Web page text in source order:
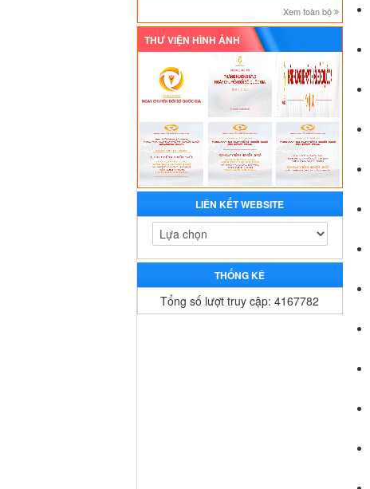
Xem toàn bộ
THƯ VIỆN HÌNH ẢNH
LIÊN KẾT WEBSITE
THỐNG KÊ
Tổng số lượt truy cập: 4167782